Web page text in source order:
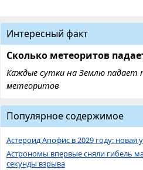
Интересный факт
Сколько метеоритов
Каждые сутки на Землю падает
метеоритов
Популярное содержимое
Астероид Апофис в 2029 году: новая
Астрономы впервые сняли гибель
секунды взрыва